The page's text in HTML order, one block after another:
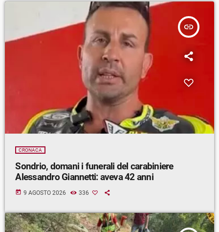
insert_link
CRONACA
Sondrio, domani i funerali del carabiniere
Alessandro Giannetti: aveva 42 anni
today 9 AGOSTO 2026 336